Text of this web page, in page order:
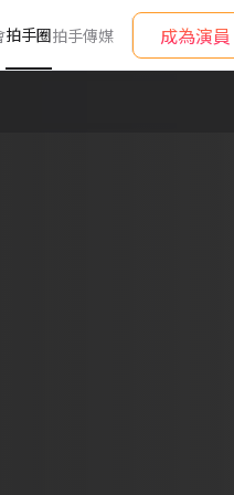
拍手圈拍手傳媒 成為演員